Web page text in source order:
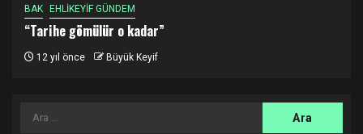
BAK EHLİKEYİF GÜNDEM
“Tarihe gömülür o kadar”
12 yıl önce Büyük Keyif
Arama: